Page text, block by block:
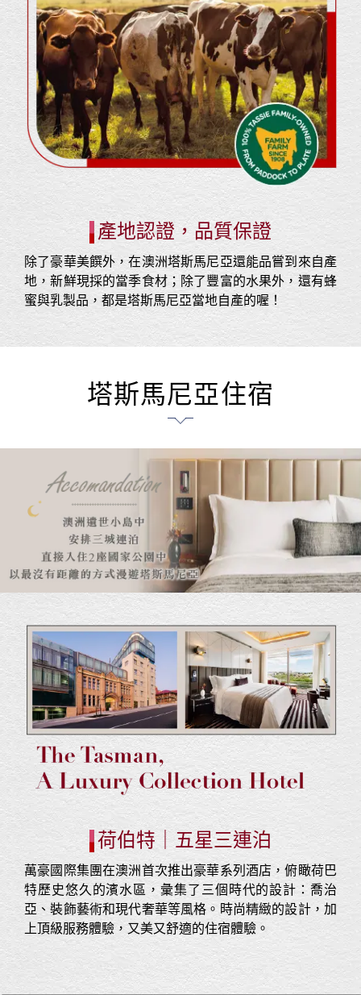
產地認證，品質保證
除了豪華美饌外，在澳洲塔斯馬尼亞還能品嘗到來自產
地，新鮮現採的當季食材；除了豐富的水果外，還有蜂
蜜與乳製品，都是塔斯馬尼亞當地自產的喔！
塔斯馬尼亞住宿
荷伯特｜五星三連泊
萬豪國際集團在澳洲首次推出豪華系列酒店，俯瞰荷巴
特歷史悠久的濱水區，彙集了三個時代的設計：喬治
亞、裝飾藝術和現代奢華等風格。時尚精緻的設計，加
上頂級服務體驗，又美又舒適的住宿體驗。